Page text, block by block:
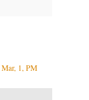
Mar, 1, PM